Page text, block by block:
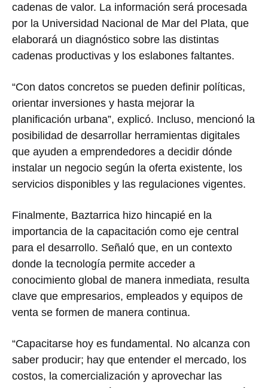
cadenas de valor. La información será procesada
por la Universidad Nacional de Mar del Plata, que
elaborará un diagnóstico sobre las distintas
cadenas productivas y los eslabones faltantes.
“Con datos concretos se pueden definir políticas,
orientar inversiones y hasta mejorar la
planificación urbana”, explicó. Incluso, mencionó la
posibilidad de desarrollar herramientas digitales
que ayuden a emprendedores a decidir dónde
instalar un negocio según la oferta existente, los
servicios disponibles y las regulaciones vigentes.
Finalmente, Baztarrica hizo hincapié en la
importancia de la capacitación como eje central
para el desarrollo. Señaló que, en un contexto
donde la tecnología permite acceder a
conocimiento global de manera inmediata, resulta
clave que empresarios, empleados y equipos de
venta se formen de manera continua.
“Capacitarse hoy es fundamental. No alcanza con
saber producir; hay que entender el mercado, los
costos, la comercialización y aprovechar las